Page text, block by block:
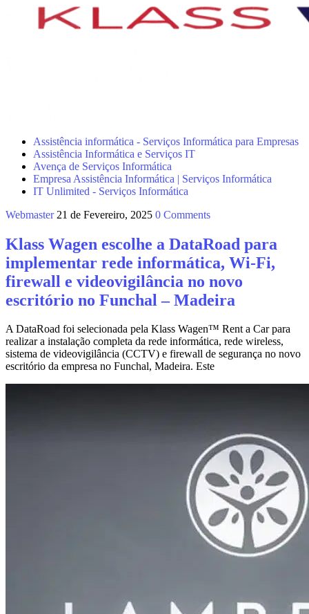
Assistência informática - Serviços Informática para Empresas
Assistência Informática e Serviços IT
Avença de Serviços Informática
Empresa Assistência Informática | Serviços Informática
IT Unlimited - Serviços Informática
Webmaster 21 de Fevereiro, 2025 0 Comments
Klass Wagen escolhe a DataRoad para
implementar rede informática, Wi-Fi,
firewall e videovigilância no novo
escritório no Funchal – Madeira
A DataRoad foi selecionada pela Klass Wagen™ Rent a Car para
realizar a instalação completa da rede informática, rede wireless,
sistema de videovigilância (CCTV) e firewall de segurança no novo
escritório da empresa no Funchal, Madeira. Este